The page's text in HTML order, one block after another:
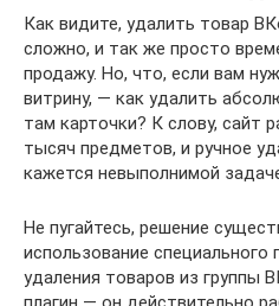
Как видите, удалить товар
сложно, и так же просто
продажу. Но, что, если вам
витрину, — как удалить
там карточки? К слову, сайт
тысяч предметов, и ручное
кажется невыполнимой
Не пугайтесь, решение
использование
удаления товаров из группы